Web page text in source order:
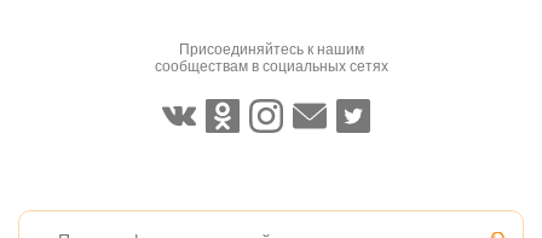
Присоединяйтесь к нашим
сообществам в социальных сетях